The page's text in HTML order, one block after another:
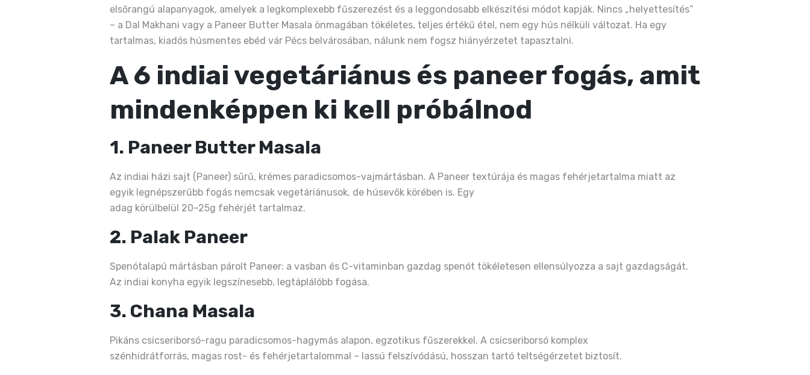
elsőrangú alapanyagok, amelyek a legkomplexebb fűszerezést és a leggondosabb elkészítési módot kapják. Nincs „helyettesítés”
– a Dal Makhani vagy a Paneer Butter Masala önmagában tökéletes, teljes értékű étel, nem egy hús nélküli változat. Ha egy
tartalmas, kiadós húsmentes ebéd vár Pécs belvárosában, nálunk nem fogsz hiányérzetet tapasztalni.
A 6 indiai vegetáriánus és paneer fogás, amit
mindenképpen ki kell próbálnod
1. Paneer Butter Masala
Az indiai házi sajt (Paneer) sűrű, krémes paradicsomos-vajmártásban. A Paneer textúrája és magas fehérjetartalma miatt az
egyik legnépszerűbb fogás nemcsak vegetáriánusok, de húsevők körében is. Egy
adag körülbelül 20–25g fehérjét tartalmaz.
2. Palak Paneer
Spenótalapú mártásban párolt Paneer: a vasban és C-vitaminban gazdag spenót tökéletesen ellensúlyozza a sajt gazdagságát.
Az indiai konyha egyik legszínesebb, legtáplálóbb fogása.
3. Chana Masala
Pikáns csicseriborsó-ragu paradicsomos-hagymás alapon, egzotikus fűszerekkel. A csicseriborsó komplex
szénhidrátforrás, magas rost- és fehérjetartalommal – lassú felszívódású, hosszan tartó teltségérzetet biztosít.